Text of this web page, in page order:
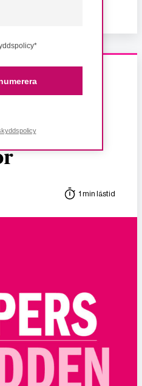
sexuellt
våld
1 min lästid